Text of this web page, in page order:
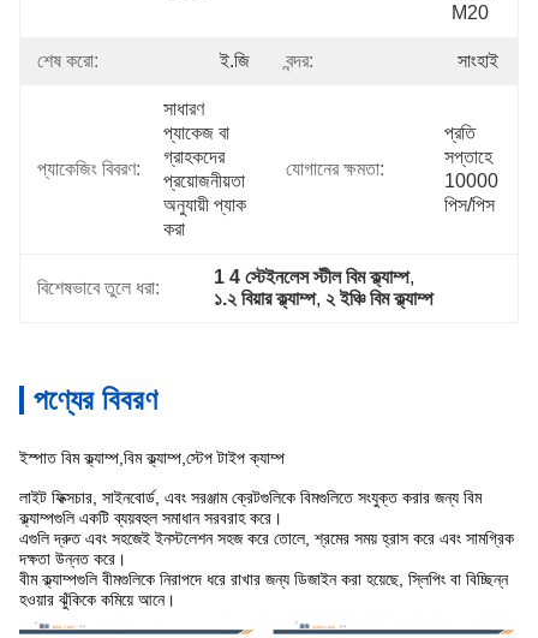
M20
শেষ করো: ই.জি বন্দর: সাংহাই
প্যাকেজিং বিবরণ:
সাধারণ
প্যাকেজ বা
গ্রাহকদের
প্রয়োজনীয়তা
অনুযায়ী প্যাক
করা
যোগানের ক্ষমতা:
প্রতি
সপ্তাহে
10000
পিস/পিস
বিশেষভাবে তুলে ধরা:
1 4 স্টেইনলেস স্টীল বিম ক্ল্যাম্প,
১.২ বিয়ার ক্ল্যাম্প, ২ ইঞ্চি বিম ক্ল্যাম্প
পণ্যের বিবরণ
ইস্পাত বিম ক্ল্যাম্প,বিম ক্ল্যাম্প,স্টেপ টাইপ ক্যাম্প
লাইট ফিক্সচার, সাইনবোর্ড, এবং সরঞ্জাম ক্রেটগুলিকে বিমগুলিতে সংযুক্ত করার জন্য বিম
ক্ল্যাম্পগুলি একটি ব্যয়বহুল সমাধান সরবরাহ করে।
এগুলি দ্রুত এবং সহজেই ইনস্টলেশন সহজ করে তোলে, শ্রমের সময় হ্রাস করে এবং সামগ্রিক
দক্ষতা উন্নত করে।
বীম ক্ল্যাম্পগুলি বীমগুলিকে নিরাপদে ধরে রাখার জন্য ডিজাইন করা হয়েছে, স্লিপিং বা বিচ্ছিন্ন
হওয়ার ঝুঁকিকে কমিয়ে আনে।